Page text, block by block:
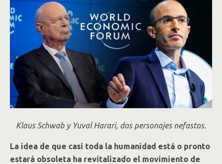
Klaus Schwab y Yuval Harari, dos personajes nefastos.
La idea de que casi toda la humanidad está o pronto
estará obsoleta ha revitalizado el movimiento de